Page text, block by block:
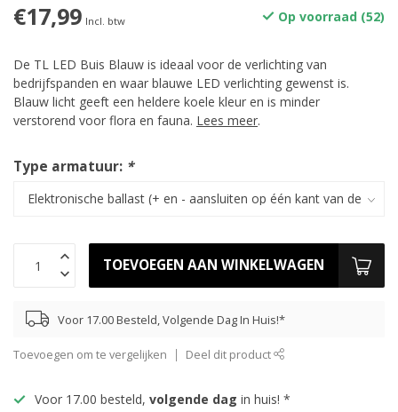
€17,99 Incl. btw Op voorraad (52)
De TL LED Buis Blauw is ideaal voor de verlichting van
bedrijfspanden en waar blauwe LED verlichting gewenst is.
Blauw licht geeft een heldere koele kleur en is minder
verstorend voor flora en fauna. Lees meer.
Type armatuur: *
TOEVOEGEN AAN WINKELWAGEN
Voor 17.00 Besteld, Volgende Dag In Huis!*
Toevoegen om te vergelijken Deel dit product
Voor 17.00 besteld, volgende dag in huis! *